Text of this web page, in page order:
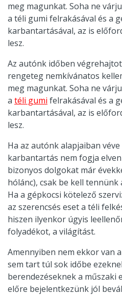
meg magunkat. Soha ne
a téli gumi felrakásával és a
karbantartásával, az is
lesz.
Az autónk időben
rengeteg nemkívánatos
meg magunkat. Soha ne
a téli gumi felrakásával és a
karbantartásával, az is
lesz.
Ha az autónk alapjaiban
karbantartás nem fogja
bizonyos dolgokat már
hólánc), csak be kell
Ha a gépkocsi kötelező
az szerencsés eset a téli
hiszen ilyenkor úgyis
folyadékot, a világítást.
Amennyiben nem ekkor van
sem tart túl sok időbe
berendezéseknek a műszaki
előre bejelentkezünk jól